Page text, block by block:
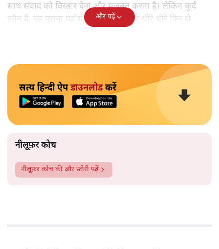
साथ संवाद को विस्तार देना और मजबूत करना है। लेकिन कुर्द
कौन हैं, यह पुराना पड़ोसी जिसे भारत आज धीरे-धीरे फिर से
और पढ़ें
सत्य हिन्दी ऐपडाउनलोडकरें
नीलूफ़र कोच
नीलूफ़र कोच की और स्टोरी पढ़ें